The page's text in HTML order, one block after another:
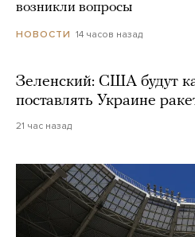
возникли вопросы
НОВОСТИ 14 часов назад
Зеленский: США будут
поставлять Украине
21 час назад